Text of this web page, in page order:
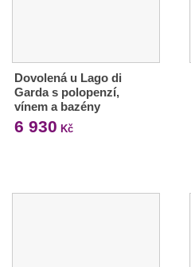
Dovolená u Lago di
Garda s polopenzí,
vínem a bazény
6 930 Kč